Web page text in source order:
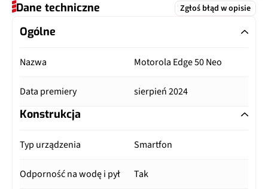
Dane techniczne Zgłoś błąd w opisie
Ogólne
Nazwa Motorola Edge 50 Neo
Data premiery sierpień 2024
Konstrukcja
Typ urządzenia Smartfon
Odporność na wodę i pył Tak